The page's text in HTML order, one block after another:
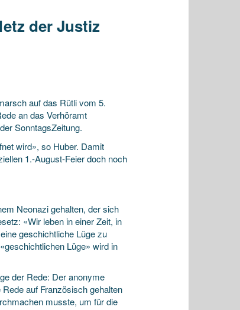
der Justiz
auf das Rütli vom 5.
an das Verhöramt
SonntagsZeitung.
wird», so Huber. Damit
1.-August-Feier doch noch
Neonazi gehalten, der sich
«Wir leben in einer Zeit, in
geschichtliche Lüge zu
Lüge» wird in
der Rede: Der anonyme
auf Französisch gehalten
musste, um für die